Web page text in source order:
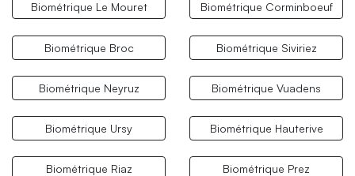
Biométrique Le Mouret Biométrique Corminboeuf
Biométrique Broc Biométrique Siviriez
Biométrique Neyruz Biométrique Vuadens
Biométrique Ursy Biométrique Hauterive
Biométrique Riaz Biométrique Prez